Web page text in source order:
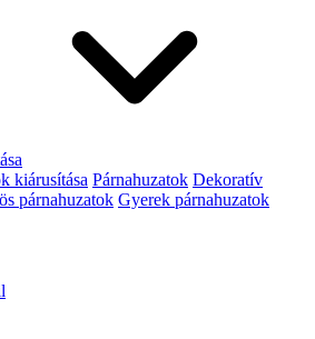
kiárusítása Párnahuzatok Dekoratív
párnahuzatok Gyerek párnahuzatok